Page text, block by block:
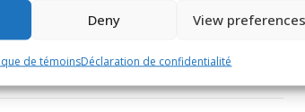
Deny View preferences
de témoinsDéclaration de confidentialité
Share
on
LinkedIn